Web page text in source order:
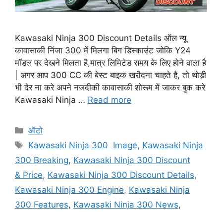
Kawasaki Ninja 300 Discount Details ऑल न्यू
कावासाकी निंजा 300 में मिलगा बिग डिस्काउंट जोकि Y24
मॉडल पर देखने मिलता है,मात्र लिमिटेड समय के लिए होने वाला है
| अगर आप 300 CC की बेस्ट बाइक खरीदना चाहते है, तो थोड़ी
भी देर ना करे अपने नजदीकी कावासाकी शोरूम में जाकर बुक करे
Kawasaki Ninja … Read more
Categories
ऑटो
Tags
Kawasaki Ninja 300 Image, Kawasaki Ninja
300 Breaking, Kawasaki Ninja 300 Discount
& Price, Kawasaki Ninja 300 Discount Details,
Kawasaki Ninja 300 Engine, Kawasaki Ninja
300 Features, Kawasaki Ninja 300 News,